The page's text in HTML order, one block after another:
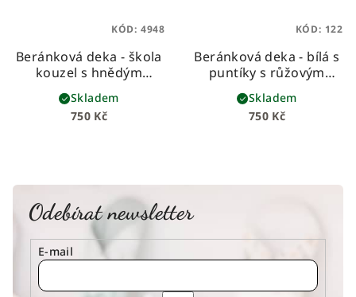
Beránková deka - škola
kouzel s hnědým
beránkem
beránková deka z
prémiové bavlny a
750 Kč
Skladem
KÓD: 4948
Beránková deka - bílá s
puntíky s růžovým
beránkem
beránková deka z
prémiové bavlny a
750 Kč
Skladem
KÓD: 122
Odebírat newsletter
E-mail